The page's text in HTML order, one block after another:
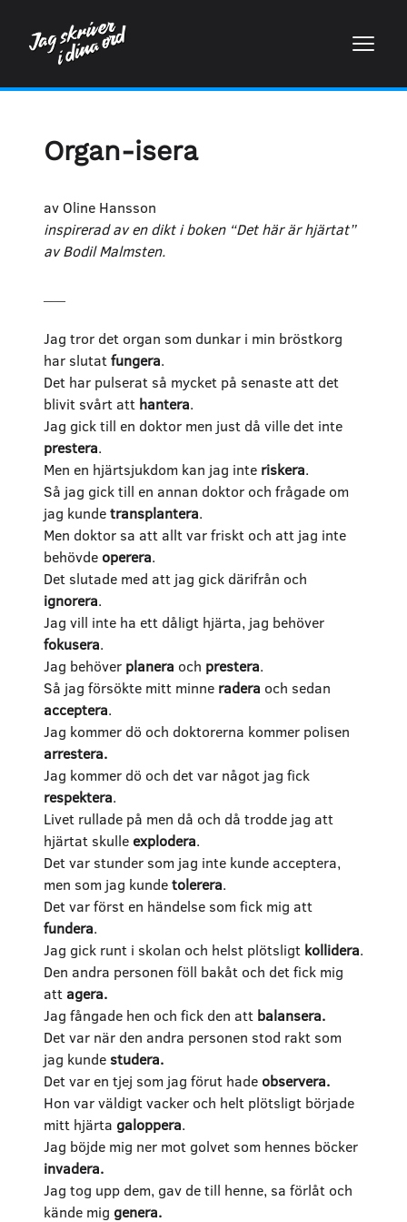
Organ-isera
av Oline Hansson
inspirerad av en dikt i boken “Det här är hjärtat”
av Bodil Malmsten.
Jag tror det organ som dunkar i min bröstkorg
har slutat fungera.
Det har pulserat så mycket på senaste att det
blivit svårt att hantera.
Jag gick till en doktor men just då ville det inte
prestera.
Men en hjärtsjukdom kan jag inte riskera.
Så jag gick till en annan doktor och frågade om
jag kundetransplantera.
Men doktor sa att allt var friskt och att jag inte
behövde operera.
Det slutade med att jag gick därifrån och
ignorera.
Jag vill inte ha ett dåligt hjärta, jag behöver
fokusera.
Jag behöver planera och prestera.
Så jag försökte mitt minne radera och sedan
acceptera.
Jag kommer dö och doktorerna kommer polisen
arrestera.
Jag kommer dö och det var något jag fick
respektera.
Livet rullade på men då och då trodde jag att
hjärtat skulle explodera.
Det var stunder som jag inte kunde acceptera,
men som jag kundetolerera.
Det var först en händelse som fick mig att
fundera.
Jag gick runt i skolan och helst plötsligt kollidera.
Den andra personen föll bakåt och det fick mig
att agera.
Jag fångade hen och fick den att balansera.
Det var när den andra personen stod rakt som
jag kundestudera.
Det var en tjej som jag förut hade observera.
Hon var väldigt vacker och helt plötsligt började
mitt hjärta galoppera.
Jag böjde mig ner mot golvet som hennes böcker
invadera.
Jag tog upp dem, gav de till henne, sa förlåt och
kände mig genera.